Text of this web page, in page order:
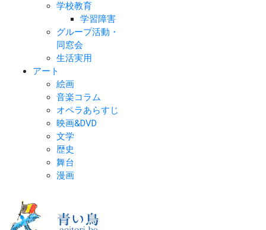
学校教育
学習障害
グループ活動・
同窓会
生活実用
アート
絵画
音楽コラム
オペラあらすじ
映画&DVD
文学
歴史
舞台
漫画